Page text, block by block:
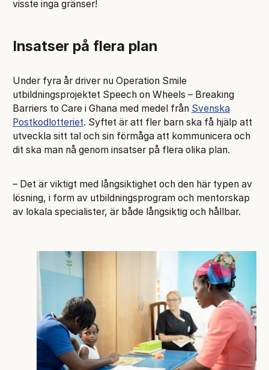
visste inga gränser!
Insatser på flera plan
Under fyra år driver nu Operation Smile
utbildningsprojektet Speech on Wheels – Breaking
Barriers to Care i Ghana med medel från Svenska
Postkodlotteriet. Syftet är att fler barn ska få hjälp att
utveckla sitt tal och sin förmåga att kommunicera och
dit ska man nå genom insatser på flera olika plan.
– Det är viktigt med långsiktighet och den här typen av
lösning, i form av utbildningsprogram och mentorskap
av lokala specialister, är både långsiktig och hållbar.